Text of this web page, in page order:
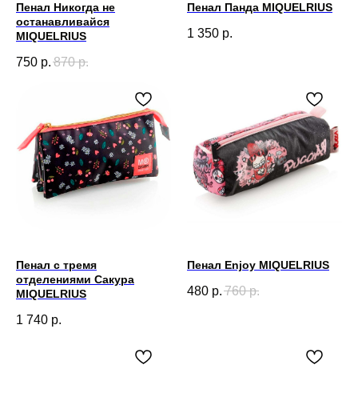
Пенал Никогда не
останавливайся
MIQUELRIUS
750 р. 870 р.
Пенал Панда MIQUELRIUS
1 350 р.
Пенал с тремя
отделениями Сакура
MIQUELRIUS
1 740 р.
Пенал Enjoy MIQUELRIUS
480 р. 760 р.